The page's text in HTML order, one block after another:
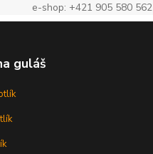
e-shop: +421 905 580 562
guláš